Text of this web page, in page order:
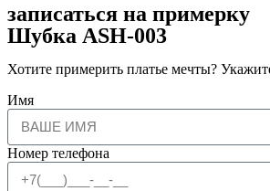
записаться на примерку
Шубка ASH-003
Хотите примерить платье мечты?
Имя
Номер телефона